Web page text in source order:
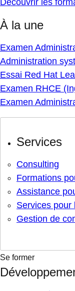
Découvrir les
À la une
Examen
Administration
Essai Red Hat
Examen RHCE
Examen
Services
Consulting
Formations
Assistance
Services pour
Gestion de
Se former